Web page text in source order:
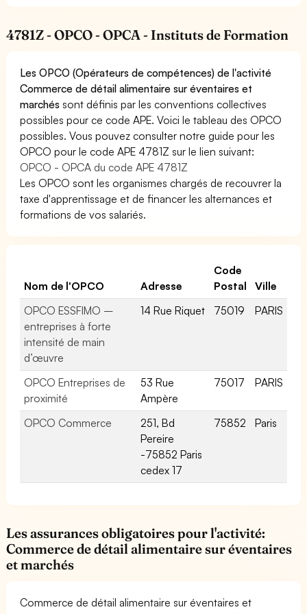
4781Z - OPCO - OPCA - Instituts de Formation
Les OPCO (Opérateurs de compétences) de l'activité
Commerce de détail alimentaire sur éventaires et
marchés sont définis par les conventions collectives
possibles pour ce code APE. Voici le tableau des OPCO
possibles. Vous pouvez consulter notre guide pour les
OPCO pour le code APE 4781Z sur le lien suivant:
OPCO - OPCA du code APE 4781Z
Les OPCO sont les organismes chargés de recouvrer la
taxe d'apprentissage et de financer les alternances et
formations de vos salariés.
Nom de l'OPCO Adresse
Code
Postal
Ville
OPCO ESSFIMO –
entreprises à forte
intensité de main
d’œuvre
14 Rue Riquet 75019 PARIS
OPCO Entreprises de
proximité
53 Rue
Ampère
75017 PARIS
OPCO Commerce
251, Bd
Pereire
-75852 Paris
cedex 17
75852 Paris
Les assurances obligatoires pour l'activité:
Commerce de détail alimentaire sur éventaires
et marchés
Commerce de détail alimentaire sur éventaires et